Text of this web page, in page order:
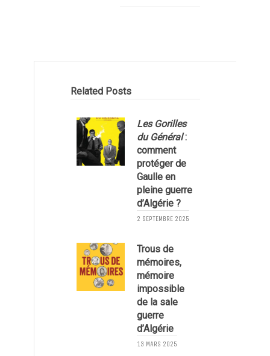
Related Posts
Les Gorilles
du Général:
comment
protéger de
Gaulle en
pleine guerre
d’Algérie ?
2 SEPTEMBRE 2025
Trous de
mémoires,
mémoire
impossible
de la sale
guerre
d’Algérie
13 MARS 2025